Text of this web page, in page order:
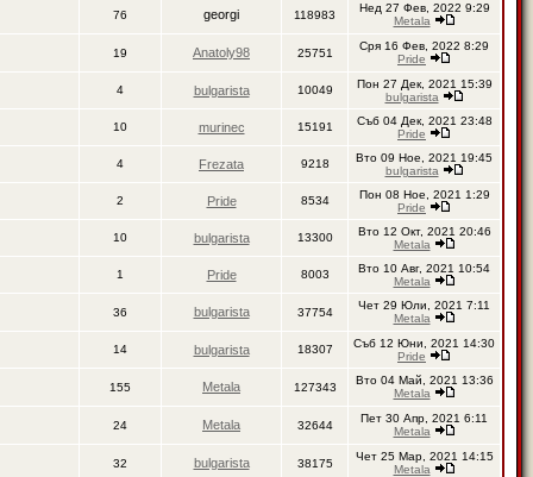
76 georgi 118983
Нед 27 Фев, 2022 9:29
Metala
19 Anatoly98 25751
Сря 16 Фев, 2022 8:29
Pride
4 bulgarista 10049
Пон 27 Дек, 2021 15:39
bulgarista
10 murinec 15191
Съб 04 Дек, 2021 23:48
Pride
4 Frezata 9218
Вто 09 Ное, 2021 19:45
bulgarista
2 Pride 8534
Пон 08 Ное, 2021 1:29
Pride
10 bulgarista 13300
Вто 12 Окт, 2021 20:46
Metala
1 Pride 8003
Вто 10 Авг, 2021 10:54
Metala
36 bulgarista 37754
Чет 29 Юли, 2021 7:11
Metala
14 bulgarista 18307
Съб 12 Юни, 2021 14:30
Pride
155 Metala 127343
Вто 04 Май, 2021 13:36
Metala
24 Metala 32644
Пет 30 Апр, 2021 6:11
Metala
32 bulgarista 38175
Чет 25 Мар, 2021 14:15
Metala